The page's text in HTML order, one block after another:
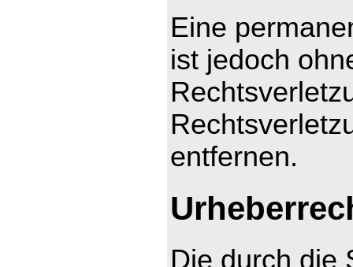
Eine
ist jedoch
entfernen.
Die durch die